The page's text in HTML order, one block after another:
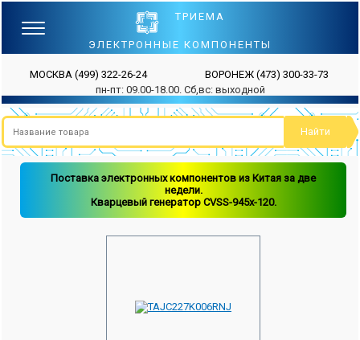
ТРИЕМА
ЭЛЕКТРОННЫЕ КОМПОНЕНТЫ
МОСКВА (499) 322-26-24 ВОРОНЕЖ (473) 300-33-73
пн-пт: 09.00-18.00. Сб,вс: выходной
Поставка электронных компонентов из Китая за две
недели.
Кварцевый генератор CVSS-945x-120.